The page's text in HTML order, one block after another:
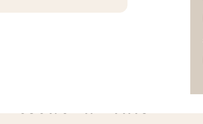
Descubra mais